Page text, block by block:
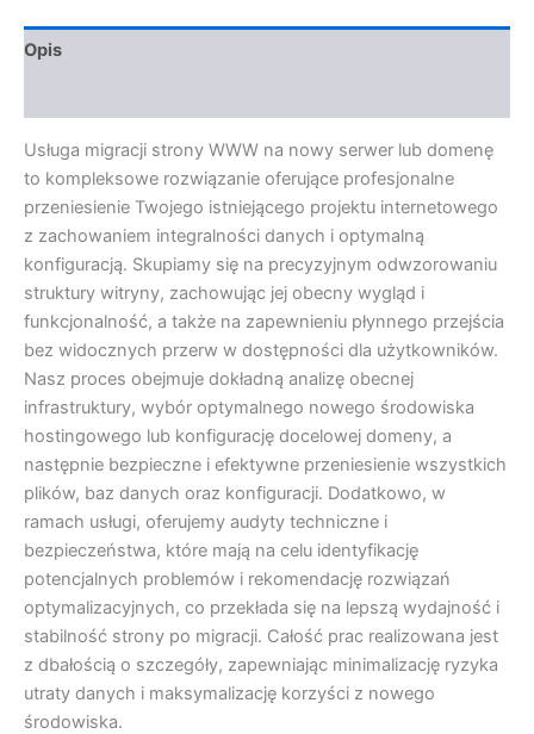
Opis
Usługa migracji strony WWW na nowy serwer lub domenę
to kompleksowe rozwiązanie oferujące profesjonalne
przeniesienie Twojego istniejącego projektu internetowego
z zachowaniem integralności danych i optymalną
konfiguracją. Skupiamy się na precyzyjnym odwzorowaniu
struktury witryny, zachowując jej obecny wygląd i
funkcjonalność, a także na zapewnieniu płynnego przejścia
bez widocznych przerw w dostępności dla użytkowników.
Nasz proces obejmuje dokładną analizę obecnej
infrastruktury, wybór optymalnego nowego środowiska
hostingowego lub konfigurację docelowej domeny, a
następnie bezpieczne i efektywne przeniesienie wszystkich
plików, baz danych oraz konfiguracji. Dodatkowo, w
ramach usługi, oferujemy audyty techniczne i
bezpieczeństwa, które mają na celu identyfikację
potencjalnych problemów i rekomendację rozwiązań
optymalizacyjnych, co przekłada się na lepszą wydajność i
stabilność strony po migracji. Całość prac realizowana jest
z dbałością o szczegóły, zapewniając minimalizację ryzyka
utraty danych i maksymalizację korzyści z nowego
środowiska.